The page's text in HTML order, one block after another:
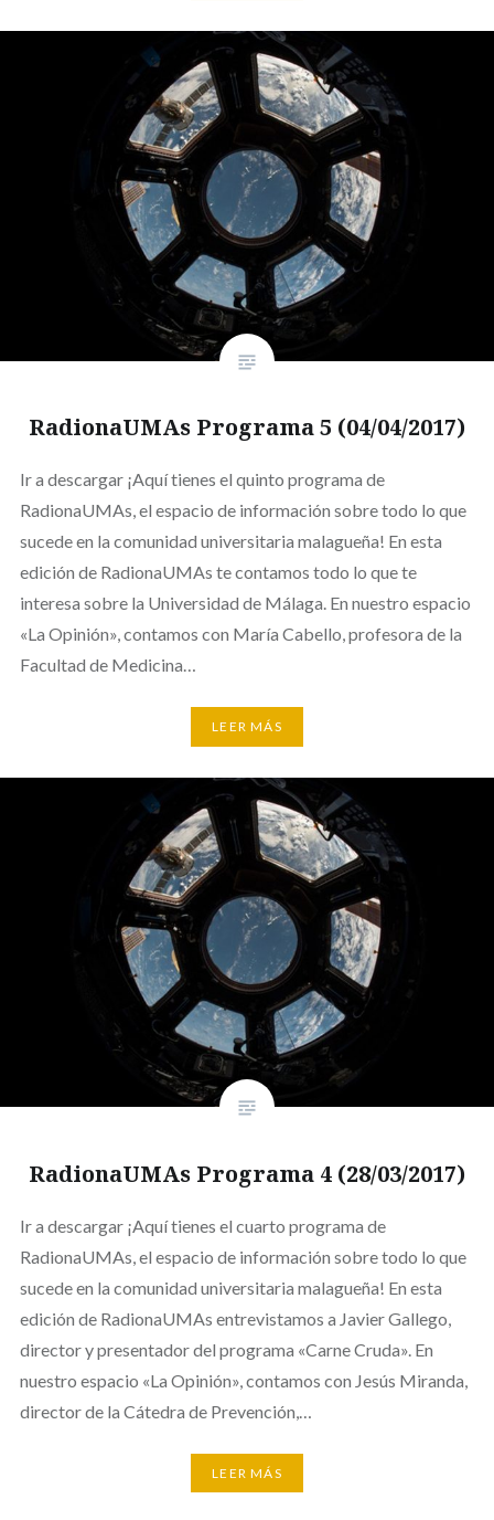
RadionaUMAs Programa 5 (04/04/2017)
Ir a descargar ¡Aquí tienes el quinto programa de
RadionaUMAs, el espacio de información sobre todo lo que
sucede en la comunidad universitaria malagueña! En esta
edición de RadionaUMAs te contamos todo lo que te
interesa sobre la Universidad de Málaga. En nuestro espacio
«La Opinión», contamos con María Cabello, profesora de la
Facultad de Medicina…
LEER MÁS
RadionaUMAs Programa 4 (28/03/2017)
Ir a descargar ¡Aquí tienes el cuarto programa de
RadionaUMAs, el espacio de información sobre todo lo que
sucede en la comunidad universitaria malagueña! En esta
edición de RadionaUMAs entrevistamos a Javier Gallego,
director y presentador del programa «Carne Cruda». En
nuestro espacio «La Opinión», contamos con Jesús Miranda,
director de la Cátedra de Prevención,…
LEER MÁS